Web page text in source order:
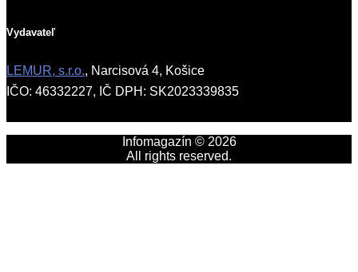
Vydavateľ
LEMUR, s.r.o., Narcisová 4, Košice
IČO: 46332227, IČ DPH: SK2023339835
Infomagazín © 2026
All rights reserved.